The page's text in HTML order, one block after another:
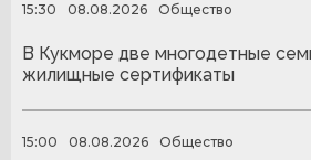
15:30 08.08.2026 Общество
В Кукморе две многодетные
жилищные сертификаты
15:00 08.08.2026 Общество